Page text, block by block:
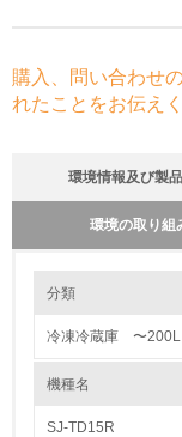
購入、問い合わせ
れたことをお伝え
環境情報及び製
環境の取り組
1.環境取り組み
分類
冷凍冷蔵庫 〜200L
機種名
SJ-TD15R